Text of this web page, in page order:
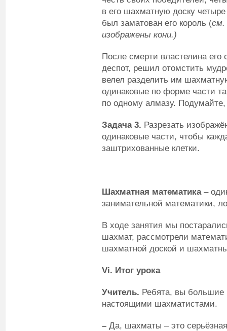
в его шахматную доску
был заматован его король (см.
изображены кони.)
После смерти властелина
деспот, решил отомстить
велел разделить им
одинаковые по форме части
по одному алмазу. Подумайте,
Задача 3. Разрезать
одинаковые части, чтобы
заштрихованные клетки.
Шахматная математика–
занимательной математики,
В ходе занятия мы
шахмат, рассмотрели
шахматной доской и
Vi. Итог урока
Учитель. Ребята, вы большие
настоящими шахматистами.
– Да, шахматы – это